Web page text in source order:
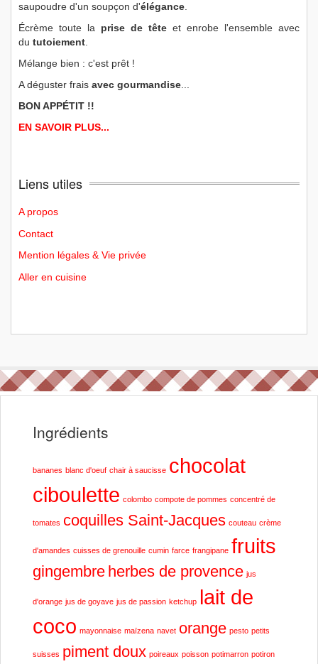
saupoudre d'un soupçon d'élégance
Écrème toute la prise de tête et enrobe l'ensemble avec
du tutoiement
Mélange bien : c'est prêt !
A déguster frais avec gourmandise
BON APPÉTIT !!
EN SAVOIR PLUS...
Liens utiles
A propos
Contact
Mention légales & Vie privée
Aller en cuisine
Ingrédients
bananes blanc d'oeuf chair à saucisse chocolat
ciboulette colombo compote de pommes concentré de
tomates coquilles Saint-Jacques couteau crème
d'amandes cuisses de grenouille cumin farce frangipane fruits
gingembre herbes de provence jus
d'orange jus de goyave jus de passion ketchup lait de
coco mayonnaise maïzena navet orange pesto petits
suisses piment doux poireaux poisson potimarron potiron